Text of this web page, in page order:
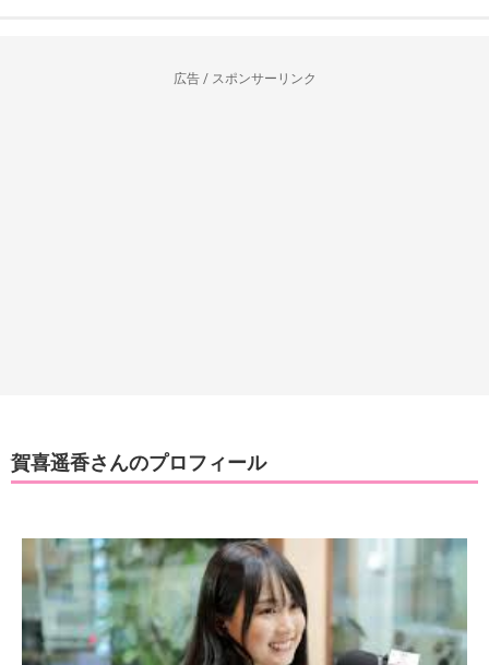
広告 / スポンサーリンク
賀喜遥香さんのプロフィール